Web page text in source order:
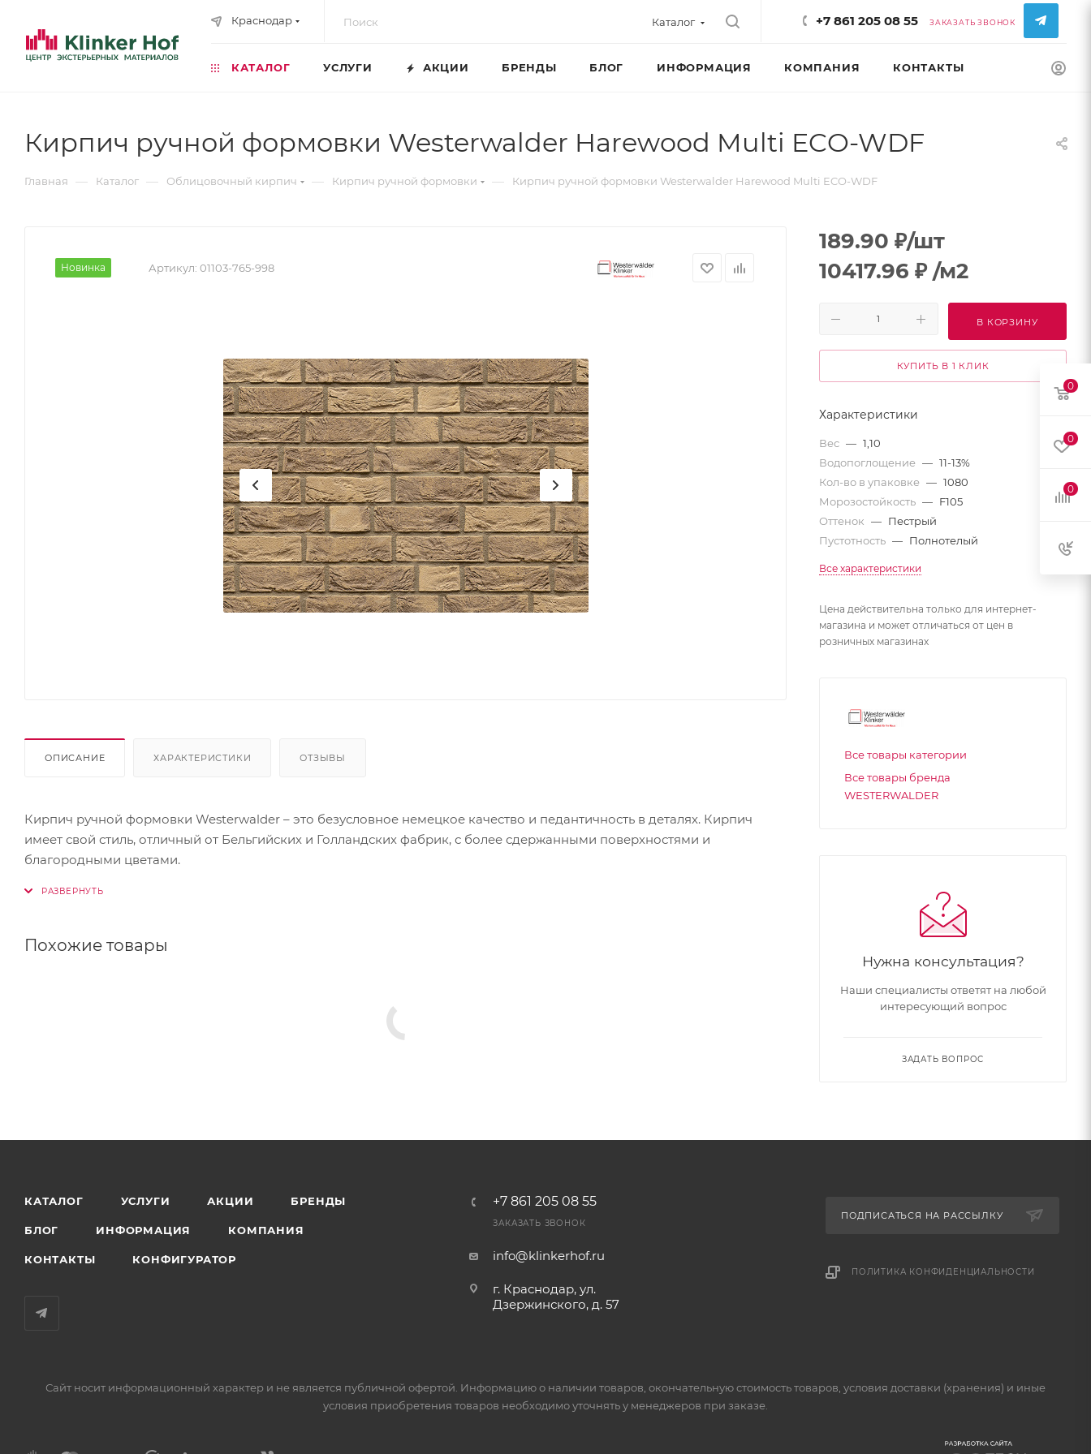
Краснодар Каталог +7 861 205 08 55 ЗАКАЗАТЬ ЗВОНОК
КАТАЛОГ УСЛУГИ АКЦИИ БРЕНДЫ БЛОГ ИНФОРМАЦИЯ КОМПАНИЯ КОНТАКТЫ
Кирпич ручной формовки Westerwalder Harewood Multi ECO-WDF
Главная — Каталог — Облицовочный кирпич — Кирпич ручной формовки — Кирпич ручной формовки Westerwalder Harewood Multi ECO-WDF
Новинка Артикул: 01103-765-998
ОПИСАНИЕ ХАРАКТЕРИСТИКИ ОТЗЫВЫ
Кирпич ручной формовки Westerwalder – это безусловное немецкое качество и педантичность в деталях. Кирпич
имеет свой стиль, отличный от Бельгийских и Голландских фабрик, с более сдержанными поверхностями и
благородными цветами.
Похожие товары
189.90 ₽/шт
10417.96 ₽ /м2
В КОРЗИНУ
КУПИТЬ В 1 КЛИК
Характеристики
Вес — 1,10
Водопоглощение — 11-13%
Кол-во в упаковке — 1080
Морозостойкость — F105
Оттенок — Пестрый
Пустотность — Полнотелый
Все характеристики
Цена действительна только для интернет-
магазина и может отличаться от цен в
розничных магазинах
Все товары категории
Все товары бренда
WESTERWALDER
Нужна консультация?
Наши специалисты ответят на любой
интересующий вопрос
ЗАДАТЬ ВОПРОС
КАТАЛОГ УСЛУГИ АКЦИИ БРЕНДЫ
БЛОГ ИНФОРМАЦИЯ КОМПАНИЯ
КОНТАКТЫ КОНФИГУРАТОР
+7 861 205 08 55
ЗАКАЗАТЬ ЗВОНОК
info@klinkerhof.ru
г. Краснодар, ул.
Дзержинского, д. 57
ПОДПИСАТЬСЯ НА РАССЫЛКУ
ПОЛИТИКА КОНФИДЕНЦИАЛЬНОСТИ
Сайт носит информационный характер и не является публичной офертой. Информацию о наличии товаров, окончательную стоимость товаров, условия доставки (хранения) и иные
условия приобретения товаров необходимо уточнять у менеджеров при заказе.
0
0
0